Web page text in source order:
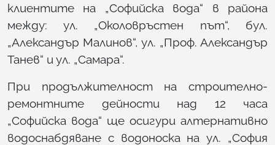
клиентите на „Софийска вода“ в района
между: ул. „Околовръстен път“, бул.
„Александър Малинов“, ул. „Проф. Александър
Танев“ и ул. „Самара“.
При продължителност на строително-
ремонтните дейности над 12 часа
„Софийска вода“ ще осигури алтернативно
водоснабдяване с водоноска на ул. „София